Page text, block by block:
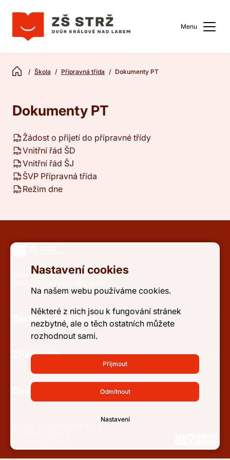
Menu
Škola Přípravná třída Dokumenty PT
Dokumenty PT
Žádost o přijetí do přípravné třídy
Vnitřní řád ŠD
Vnitřní řád ŠJ
ŠVP Přípravná třída
Režim dne
Elišky Krásnohorské 2919
Základní informace
Zřizovatel
Osobní údaje a přístupnost
Nastavení cookies
Na našem webu používáme cookies.
Některé z nich jsou k fungování stránek
nezbytné, ale o těch ostatních můžete
rozhodnout sami.
Přijmout
Odmítnout
Nastavení